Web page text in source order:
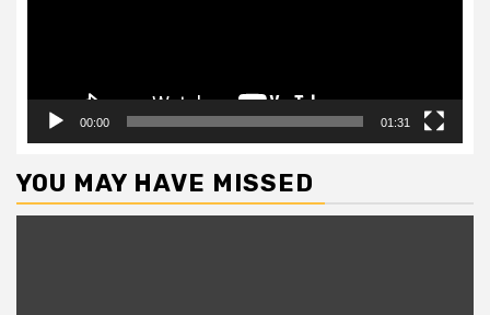
00:00 01:31
YOU MAY HAVE MISSED